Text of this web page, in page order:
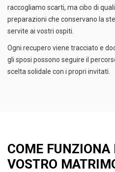
raccogliamo scarti, ma cibo di
preparazioni che conservano la
servite ai vostri ospiti.
Ogni recupero viene tracciato e
gli sposi possono seguire il
scelta solidale con i propri invitati.
COME FUNZIONA
VOSTRO